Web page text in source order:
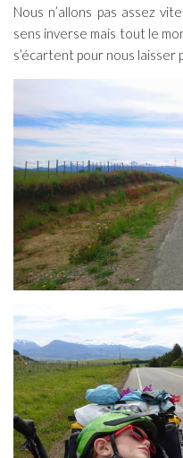
Nous n’allons pas assez
sens inverse mais tout le
s’écartent pour nous laisser